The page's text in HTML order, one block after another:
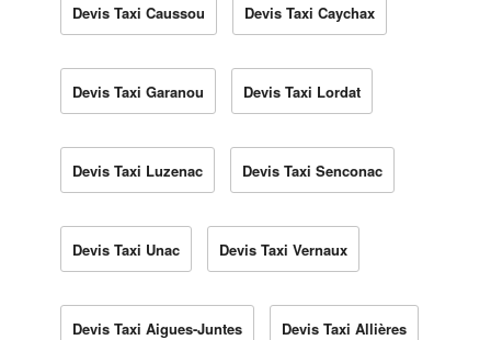
Devis Taxi Caussou Devis Taxi Caychax
Devis Taxi Garanou Devis Taxi Lordat
Devis Taxi Luzenac Devis Taxi Senconac
Devis Taxi Unac Devis Taxi Vernaux
Devis Taxi Aigues-Juntes Devis Taxi Allières